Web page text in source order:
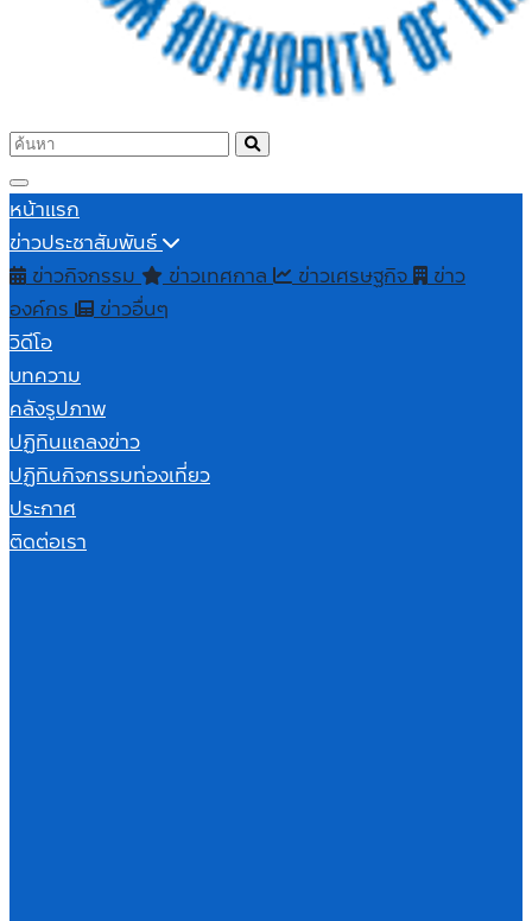
หน้าแรก
ข่าวประชาสัมพันธ์
ข่าวกิจกรรม
ข่าวเทศกาล ข่าวเศรษฐกิจ ข่าว
องค์กร
ข่าวอื่นๆ
วิดีโอ
บทความ
คลังรูปภาพ
ปฏิทินแถลงข่าว
ปฏิทินกิจกรรมท่องเที่ยว
ประกาศ
ติดต่อเรา